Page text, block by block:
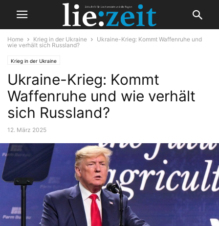
Home Krieg in der Ukraine
Ukraine-Krieg: Kommt Waffenruhe und
wie verhält sich Russland?
Krieg in der Ukraine
Ukraine-Krieg: Kommt
Waffenruhe und wie verhält
sich Russland?
12. März 2025